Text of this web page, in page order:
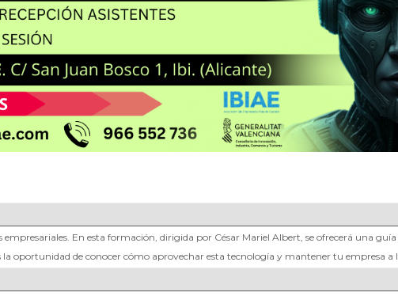
En esta formación, dirigida por César Mariel Albert, se ofrecerá una
la oportunidad de conocer cómo aprovechar esta tecnología y mantener tu empresa a